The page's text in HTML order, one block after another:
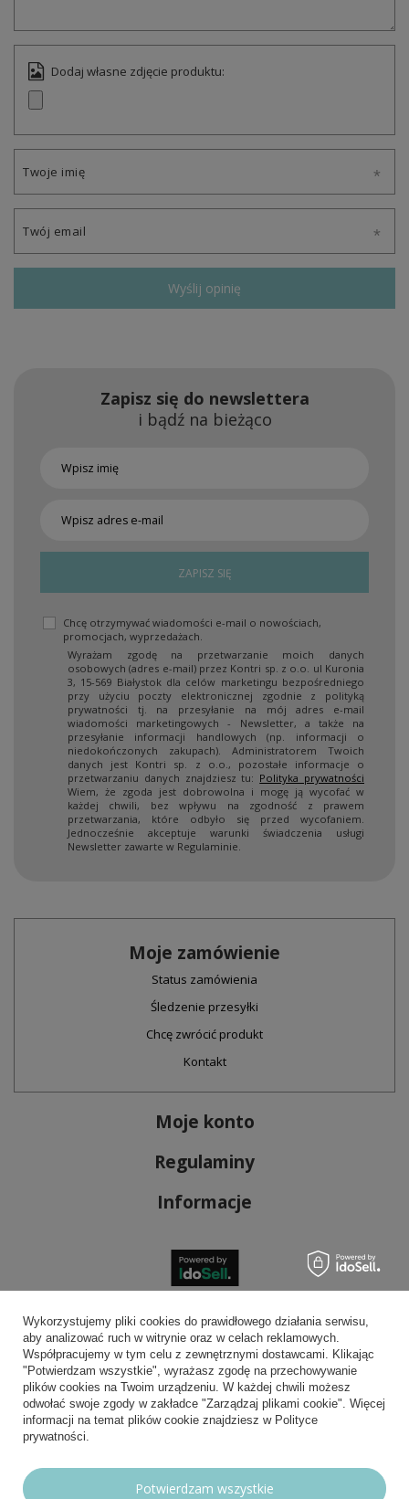
Dodaj własne zdjęcie produktu:
Twoje imię
Twój email
Wyślij opinię
Zapisz się do newslettera
i bądź na bieżąco
ZAPISZ SIĘ
Chcę otrzymywać wiadomości e-mail o nowościach,
promocjach, wyprzedażach.
Wyrażam zgodę na przetwarzanie moich danych
osobowych (adres e-mail) przez Kontri sp. z o.o. ul Kuronia
3, 15-569 Białystok dla celów marketingu bezpośredniego
przy użyciu poczty elektronicznej zgodnie z polityką
prywatności tj. na przesyłanie na mój adres e-mail
wiadomości marketingowych - Newsletter, a także na
przesyłanie informacji handlowych (np. informacji o
niedokończonych zakupach). Administratorem Twoich
danych jest Kontri sp. z o.o., pozostałe informacje o
przetwarzaniu danych znajdziesz tu: Polityka prywatności
Wiem, że zgoda jest dobrowolna i mogę ją wycofać w
każdej chwili, bez wpływu na zgodność z prawem
przetwarzania, które odbyło się przed wycofaniem.
Jednocześnie akceptuje warunki świadczenia usługi
Newsletter zawarte w Regulaminie.
Moje zamówienie
Status zamówienia
Śledzenie przesyłki
Chcę zwrócić produkt
Kontakt
Moje konto
Regulaminy
Informacje
Bezpieczne płatności
Wygodna dostawa
Możesz nam zaufać
Wykorzystujemy pliki cookies do prawidłowego działania serwisu,
aby analizować ruch w witrynie oraz w celach reklamowych.
Współpracujemy w tym celu z zewnętrznymi dostawcami. Klikając
"Potwierdzam wszystkie", wyrażasz zgodę na przechowywanie
plików cookies na Twoim urządzeniu. W każdej chwili możesz
odwołać swoje zgody w zakładce "Zarządzaj plikami cookie". Więcej
informacji na temat plików cookie znajdziesz w Polityce
prywatności.
Potwierdzam wszystkie